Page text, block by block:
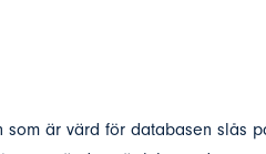
är värd för databasen slås